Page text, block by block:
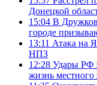
Донецкой
15:04 В
городе
13:11 Атака на
НПЗ
12:28 Удары РФ
жизнь